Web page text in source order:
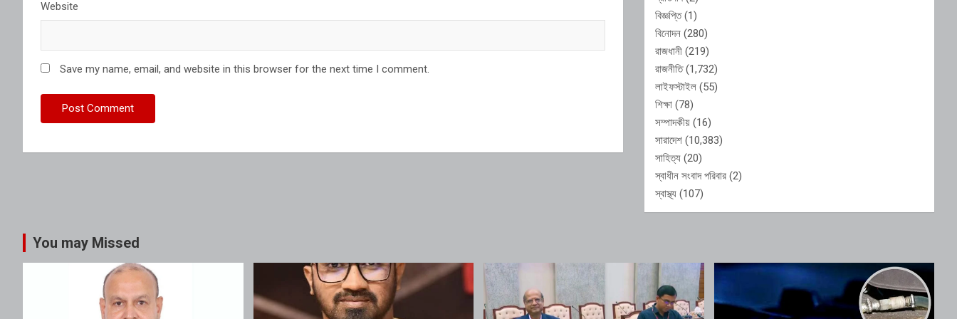
Website
Save my name, email, and website in this browser for the next time I comment.
বিজ্ঞপ্তি(1)
বিনোদন (280)
রাজধানী (219)
রাজনীতি(1,732)
লাইফস্টাইল (55)
শিক্ষা (78)
সম্পাদকীয় (16)
সারাদেশ (10,383)
সাহিত্য (20)
স্বাধীন সংবাদ পরিবার (2)
স্বাস্থ্য (107)
You may Missed